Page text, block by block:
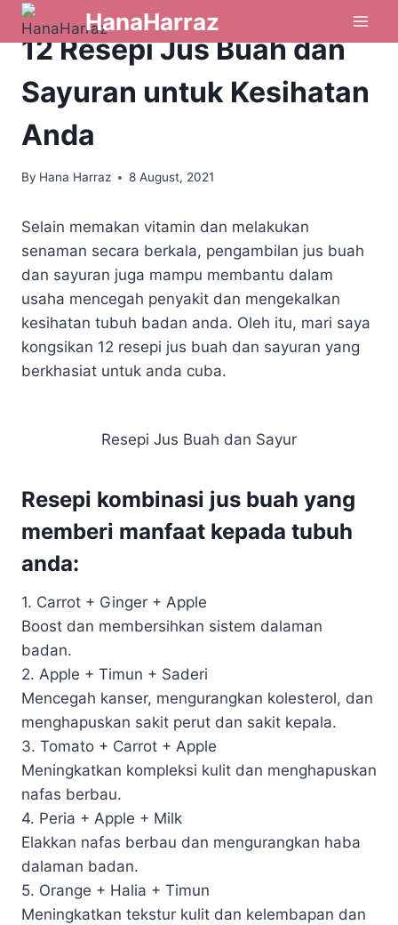
HanaHarraz
DIET & KESIHATAN |MINUMAN & PENCUCI MULUT RESEPI
12 Resepi Jus Buah dan
Sayuran untuk Kesihatan
Anda
By Hana Harraz 8 August, 2021
Selain memakan vitamin dan melakukan
senaman secara berkala, pengambilan jus buah
dan sayuran juga mampu membantu dalam
usaha mencegah penyakit dan mengekalkan
kesihatan tubuh badan anda. Oleh itu, mari saya
kongsikan 12 resepi jus buah dan sayuran yang
berkhasiat untuk anda cuba.
Resepi Jus Buah dan Sayur
Resepi kombinasi jus buah yang
memberi manfaat kepada tubuh
anda:
1. Carrot + Ginger + Apple
Boost dan membersihkan sistem dalaman
badan.
2. Apple + Timun + Saderi
Mencegah kanser, mengurangkan kolesterol, dan
menghapuskan sakit perut dan sakit kepala.
3. Tomato + Carrot + Apple
Meningkatkan kompleksi kulit dan menghapuskan
nafas berbau.
4. Peria + Apple + Milk
Elakkan nafas berbau dan mengurangkan haba
dalaman badan.
5. Orange + Halia + Timun
Meningkatkan tekstur kulit dan kelembapan dan